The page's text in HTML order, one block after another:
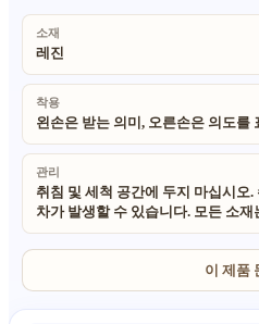
소재
레진
착용
왼손은 받는 의미, 오른손은 의도를
관리
취침 및 세척 공간에 두지 마십시오
차가 발생할 수 있습니다. 모든 소
공예 제품으로 개체별 미세한 차이
약간 상이할 수 있습니다.
이 제품